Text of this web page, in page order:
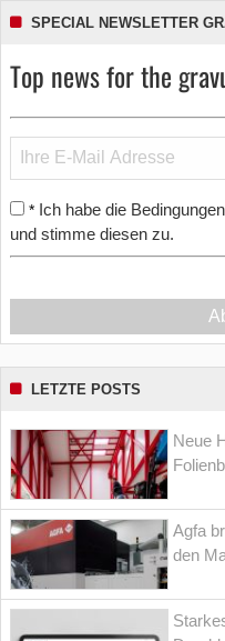
SPECIAL NEWSLETTER
Top news for the
* Ich habe die
und stimme diesen zu.
LETZTE POSTS
Neue
Agfa
den